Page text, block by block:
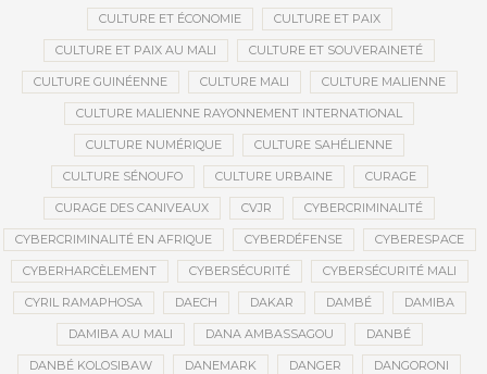
CULTURE ET ÉCONOMIE CULTURE ET PAIX
CULTURE ET PAIX AU MALI CULTURE ET SOUVERAINETÉ
CULTURE GUINÉENNE CULTURE MALI CULTURE MALIENNE
CULTURE MALIENNE RAYONNEMENT INTERNATIONAL
CULTURE NUMÉRIQUE CULTURE SAHÉLIENNE
CULTURE SÉNOUFO CULTURE URBAINE CURAGE
CURAGE DES CANIVEAUX CVJR CYBERCRIMINALITÉ
CYBERCRIMINALITÉ EN AFRIQUE CYBERDÉFENSE CYBERESPACE
CYBERHARCÈLEMENT CYBERSÉCURITÉ CYBERSÉCURITÉ MALI
CYRIL RAMAPHOSA DAECH DAKAR DAMBÉ DAMIBA
DAMIBA AU MALI DANA AMBASSAGOU DANBÉ
DANBÉ KOLOSIBAW DANEMARK DANGER DANGORONI